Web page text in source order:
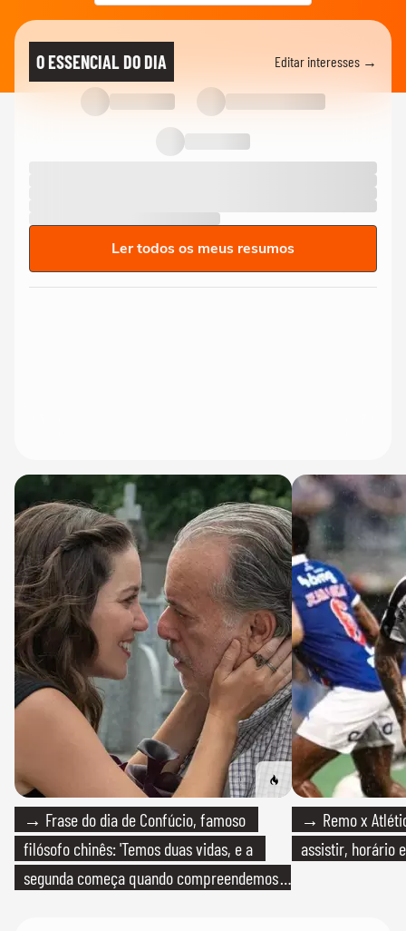
O ESSENCIAL DO DIA Editar interesses →
Ler todos os meus resumos
→ Frase do dia de Confúcio, famoso
filósofo chinês: 'Temos duas vidas, e a
segunda começa quando compreendemos
→ Remo x
assistir, horário